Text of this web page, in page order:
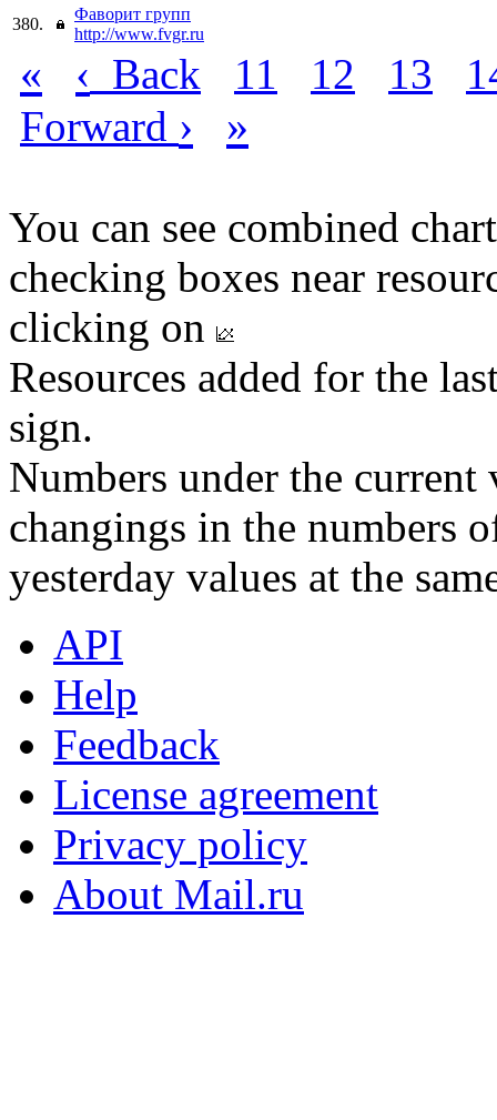
380.
Фаворит групп
http://www.fvgr.ru
« ‹ Back 11 12 13
Forward › »
You can see combined
checking boxes near
clicking on
Resources added for the
sign.
Numbers under the
changings in the numbers
yesterday values at the
API
Help
Feedback
License agreement
Privacy policy
About Mail.ru